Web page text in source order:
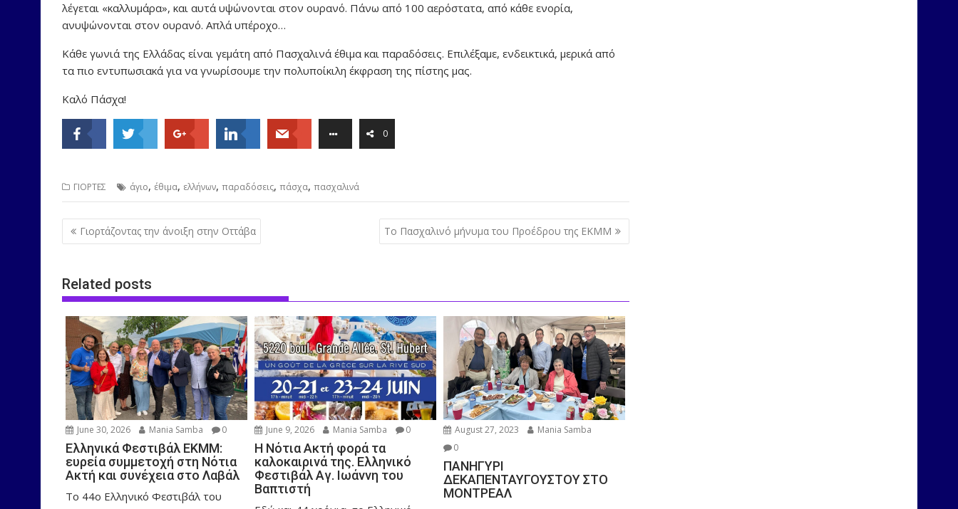
λέγεται «καλλυμάρα», και αυτά υψώνονται στον ουρανό. Πάνω από 100 αερόστατα, από κάθε ενορία,
ανυψώνονται στον ουρανό. Απλά υπέροχο…
Κάθε γωνιά της Ελλάδας είναι γεμάτη από Πασχαλινά έθιμα και παραδόσεις. Επιλέξαμε, ενδεικτικά, μερικά από
τα πιο εντυπωσιακά για να γνωρίσουμε την πολυποίκιλη έκφραση της πίστης μας.
Καλό Πάσχα!
0
ΓΙΟΡΤΕΣ άγιο, έθιμα, ελλήνων, παραδόσεις, πάσχα, πασχαλινά
Post
navigation
Γιορτάζοντας την άνοιξη στην Οττάβα Το Πασχαλινό μήνυμα του Προέδρου της ΕΚΜΜ
Related posts
June 30, 2026 Mania Samba 0
Ελληνικά Φεστιβάλ ΕΚΜΜ:
ευρεία συμμετοχή στη Νότια
Ακτή και συνέχεια στο Λαβάλ
Το 44ο Ελληνικό Φεστιβάλ του
June 9, 2026 Mania Samba 0
Η Νότια Ακτή φορά τα
καλοκαιρινά της. Ελληνικό
Φεστιβάλ Αγ. Ιωάννη του
Βαπτιστή
August 27, 2023
Mania Samba
0
ΠΑΝΗΓΥΡΙ
ΔΕΚΑΠΕΝΤΑΥΓΟΥΣΤΟΥ ΣΤΟ
ΜΟΝΤΡΕΑΛ